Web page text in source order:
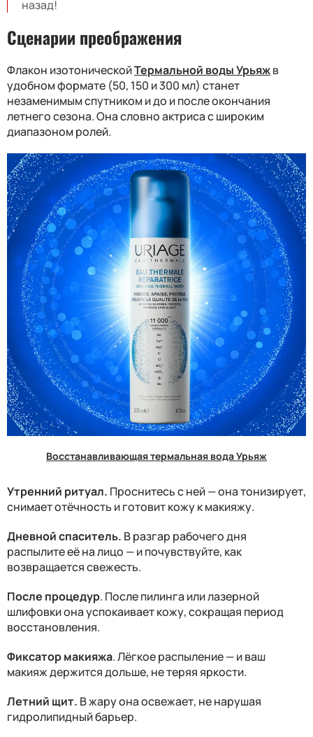
назад!
Сценарии преображения
Флакон изотоническойТермальной воды Урьяжв
удобном формате (50, 150 и 300 мл) станет
незаменимым спутником и до и после окончания
летнего сезона. Она словно актриса с широким
диапазоном ролей.
Восстанавливающая термальная вода Урьяж
Утренний ритуал. Проснитесь с ней — она тонизирует,
снимает отёчность и готовит кожу к макияжу.
Дневной спаситель. В разгар рабочего дня
распылите её на лицо — и почувствуйте, как
возвращается свежесть.
После процедур. После пилинга или лазерной
шлифовки она успокаивает кожу, сокращая период
восстановления.
Фиксатор макияжа. Лёгкое распыление — и ваш
макияж держится дольше, не теряя яркости.
Летний щит. В жару она освежает, не нарушая
гидролипидный барьер.